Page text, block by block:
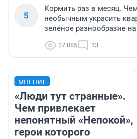
5
Кормить раз в месяц.
необычным украсить
зелёное разнообразие
27 085 13
МНЕНИЕ
«Люди тут странные».
Чем привлекает
непонятный «Непокой»,
герои которого